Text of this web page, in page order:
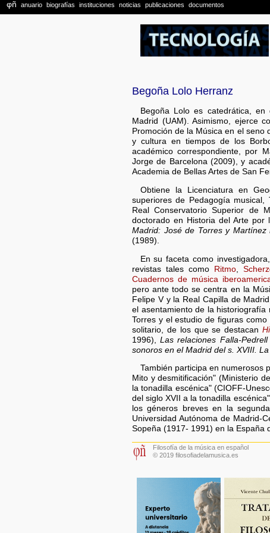
Begoña Lolo Herranz
Begoña Lolo es catedrática,
Madrid (UAM). Asimismo, ejerce
Promoción de la Música en el seno
y cultura en tiempos de los
académico correspondiente, por
Jorge de Barcelona (2009), y
Academia de Bellas Artes de San
Obtiene la Licenciatura en
superiores de Pedagogía
Real Conservatorio Superior de
doctorado en Historia del Arte por
Madrid: José de Torres y Martínez
(1989).
En su faceta como
revistas tales como Ritmo ,
Cuadernos de música
pero ante todo se centra en la
Felipe V y la Real Capilla de
el asentamiento de la
Torres y el estudio de figuras como
solitario, de los que se destacan
1996),Las relaciones Falla-
sonoros en el Madrid del s. XVIII.
También participa en numerosos
Mito y desmitificación" (Ministerio
la tonadilla escénica" (CIOFF-
del siglo XVII a la tonadilla
los géneros breves en la
Universidad Autónoma de Madrid-
Sopeña (1917- 1991) en la España
Filosofía de la música en español
© 2019 filosofiadelamusica.es